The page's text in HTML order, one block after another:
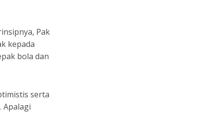
Pak
kepada
bola dan
serta
Apalagi